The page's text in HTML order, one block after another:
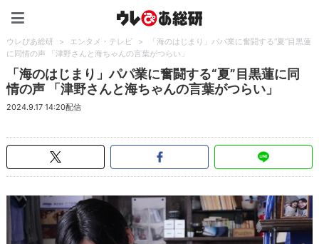
ウレぴあ総研 > エンタメ・テレビ >
「海のはじまり」パパ業に奮闘する“夏”目黒蓮
に同情の声 「津野さんと海ちゃんの言葉がつらい」
「海のはじまり」パパ業に奮闘する“夏”目黒蓮に同
情の声 「津野さんと海ちゃんの言葉がつらい」
2024.9.17 14:20配信